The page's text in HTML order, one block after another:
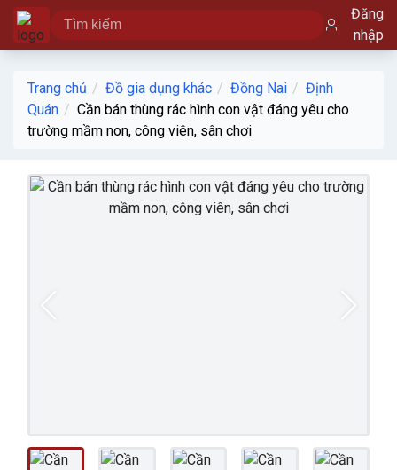
Đăng
nhập
Trang chủ Đồ gia dụng khác Đồng Nai
Định
Quán
Cần bán thùng rác hình con vật đáng yêu cho
trường mầm non, công viên, sân chơi